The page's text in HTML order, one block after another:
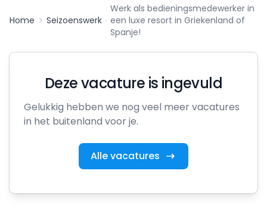
Home Seizoenswerk
Werk als bedieningsmedewerker in
een luxe resort in Griekenland of
Spanje!
Deze vacature is ingevuld
Gelukkig hebben we nog veel meer vacatures
in het buitenland voor je.
Alle vacatures